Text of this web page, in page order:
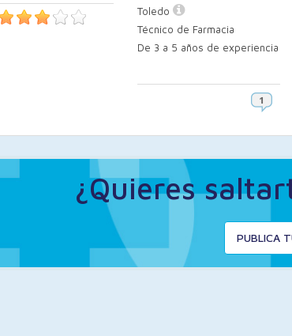
Toledo
Técnico de Farmacia
De 3 a 5 años de experiencia
¿Quieres
PUBLICA